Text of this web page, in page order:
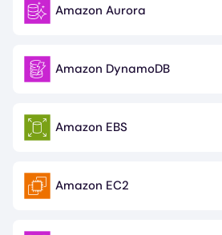
ImageAmazon Aurora
ImageAmazon DynamoDB
ImageAmazon EBS
ImageAmazon EC2